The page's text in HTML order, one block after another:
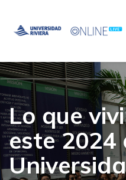
Lo que
este 2024